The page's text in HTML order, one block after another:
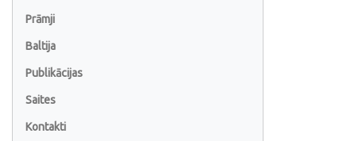
Prāmji
Baltija
Publikācijas
Saites
Kontakti